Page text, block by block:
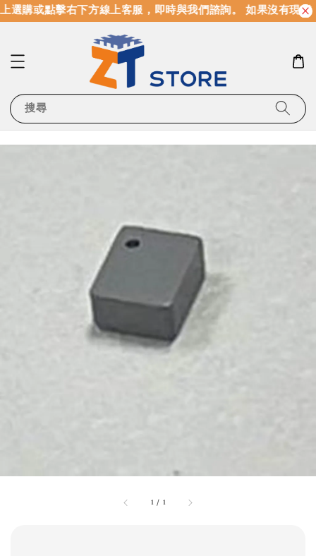
購或點擊右下方線上客服，即時與我們諮詢。 如果沒有現貨
搜尋
1 / 1